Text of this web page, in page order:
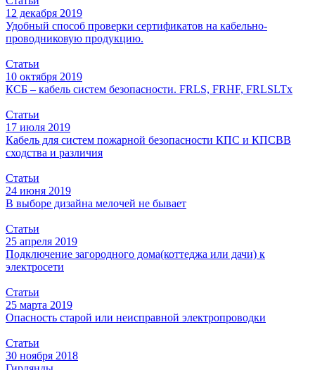
12 декабря 2019
Удобный способ проверки сертификатов на кабельно-
проводниковую продукцию.
Статьи
10 октября 2019
КСБ – кабель систем безопасности. FRLS, FRHF, FRLSLTx
Статьи
17 июля 2019
Кабель для систем пожарной безопасности КПС и КПСВВ
сходства и различия
Статьи
24 июня 2019
В выборе дизайна мелочей не бывает
Статьи
25 апреля 2019
Подключение загородного дома(коттеджа или дачи) к
электросети
Статьи
25 марта 2019
Опасность старой или неисправной электропроводки
Статьи
30 ноября 2018